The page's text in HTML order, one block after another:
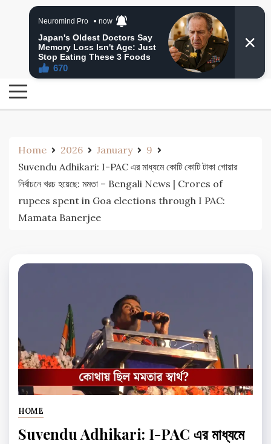
24 Ghanta Bangla News
24 Ghanta Bengali News
Home 2026 January
9
Suvendu Adhikari: I-PAC এর মাধ্যমে কোটি কোটি টাকা গোয়ার
নির্বাচনে খরচ হয়েছে: মমতা – Bengali News | Crores of
rupees spent in Goa elections through I PAC:
Mamata Banerjee
HOME
Suvendu Adhikari: I-PAC এর মাধ্যমে